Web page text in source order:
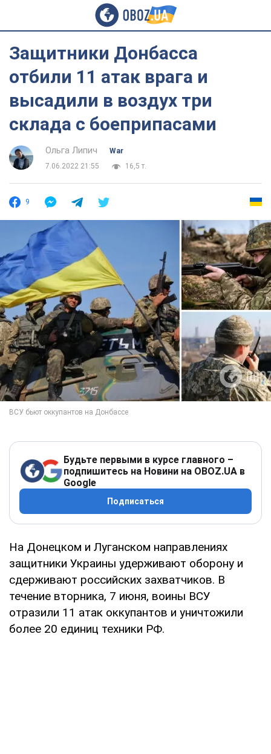
Защитники Донбасса
отбили 11 атак врага и
высадили в воздух три
склада с боеприпасами
Ольга Липич
War
7.06.2022 21:55
16,5 т.
9
Будьте первыми в курсе главного –
подпишитесь на Новини на OBOZ.UA в
Google
Подписаться
На Донецком и Луганском направлениях
защитники Украины удерживают оборону и
сдерживают российских захватчиков. В
течение вторника, 7 июня, воины ВСУ
отразили 11 атак оккупантов и уничтожили
более 20 единиц техники РФ.